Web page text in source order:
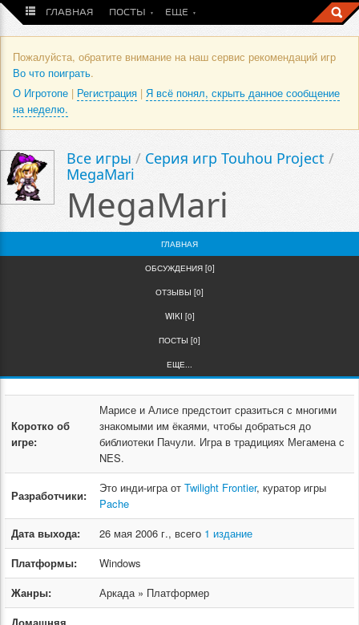
ГЛАВНАЯ ПОСТЫ ЕЩЕ
Пожалуйста, обратите внимание на наш сервис рекомендаций игр
Во что поиграть.
О Игротопе | Регистрация | Я всё понял, скрыть данное сообщение
на неделю.
Все игры / Серия игр Touhou Project /
MegaMari
MegaMari
ГЛАВНАЯ
ОБСУЖДЕНИЯ [0]
ОТЗЫВЫ [0]
WIKI [0]
ПОСТЫ [0]
ЕЩЕ...
Коротко об
игре:
Марисе и Алисе предстоит сразиться с многими
знакомыми им ёкаями, чтобы добраться до
библиотеки Пачули. Игра в традициях Мегамена с
NES.
Разработчики:
Это инди-игра от Twilight Frontier, куратор игры
Pache
Дата выхода:
26 мая 2006 г., всего 1 издание
Платформы:
Windows
Жанры:
Аркада » Платформер